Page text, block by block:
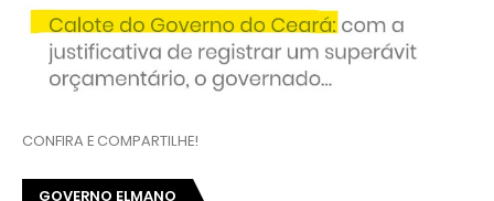
CONFIRA E COMPARTILHE!
GOVERNO ELMANO